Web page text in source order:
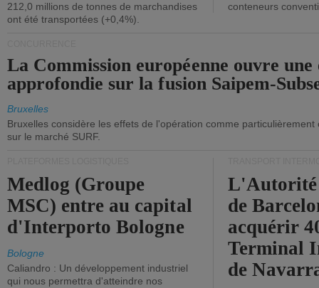
212,0 millions de tonnes de marchandises
ont été transportées (+0,4%).
conteneurs
La Commission européenne ouvre une
approfondie sur la fusion Saipem-
Bruxelles
Bruxelles considère les effets de l'opération comme
sur le marché SURF.
Medlog (Groupe
MSC) entre au capital
d'Interporto Bologne
Bologne
Caliandro : Un développement industriel
qui nous permettra d'atteindre nos
de
acquérir
Terminal
de